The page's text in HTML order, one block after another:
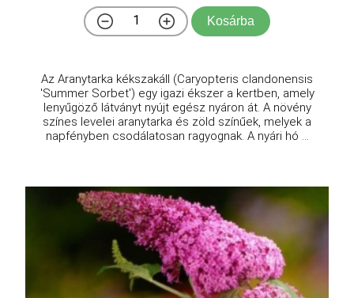
Kosárba
Az Aranytarka kékszakáll (Caryopteris clandonensis
'Summer Sorbet') egy igazi ékszer a kertben, amely
lenyűgöző látványt nyújt egész nyáron át. A növény
színes levelei aranytarka és zöld színűek, melyek a
napfényben csodálatosan ragyognak. A nyári hó ...